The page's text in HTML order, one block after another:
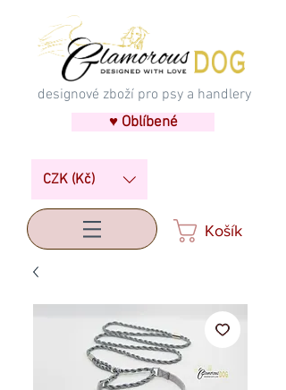
designové zboží pro psy a handlery
♥ Oblíbené
CZK (Kč)
Košík